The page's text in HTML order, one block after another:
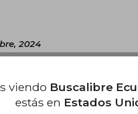
2024
de la segunda guerra en
viendo Buscalibre
estás en Estados